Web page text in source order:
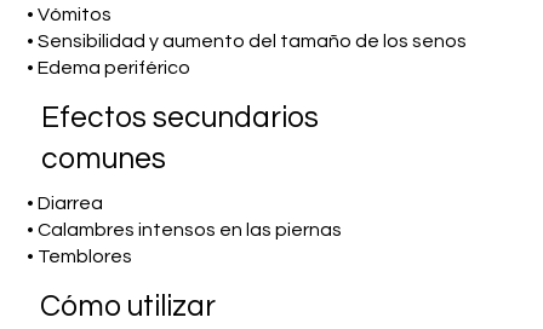
• Vómitos
• Sensibilidad y aumento del tamaño de los senos
• Edema periférico
Efectos secundarios
comunes
• Diarrea
• Calambres intensos en las piernas
• Temblores
​Cómo utilizar